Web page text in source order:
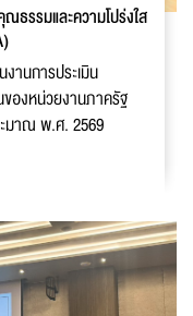
ธรรมและความโปร่งใส
านการประเมิน
ของหน่วยงานภาครัฐ
มาณ พ.ศ. 2569